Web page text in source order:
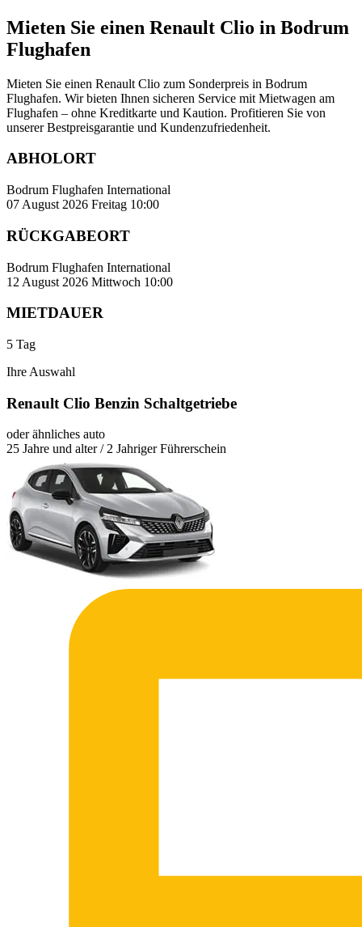
Mieten Sie einen Renault Clio in Bodrum
Flughafen
Mieten Sie einen Renault Clio zum Sonderpreis in Bodrum
Flughafen. Wir bieten Ihnen sicheren Service mit Mietwagen am
Flughafen – ohne Kreditkarte und Kaution. Profitieren Sie von
unserer Bestpreisgarantie und Kundenzufriedenheit.
ABHOLORT
Bodrum Flughafen International
07 August 2026 Freitag 10:00
RÜCKGABEORT
Bodrum Flughafen International
12 August 2026 Mittwoch 10:00
MIETDAUER
5 Tag
Ihre Auswahl
Renault Clio Benzin Schaltgetriebe
oder ähnliches auto
25 Jahre und alter / 2 Jahriger Führerschein